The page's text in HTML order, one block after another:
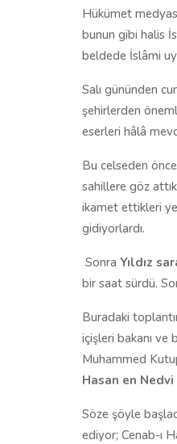
Hükümet
bunun gibi halis
beldede İslâmi
Salı gününden
şehirlerden
eserleri hâlâ
Bu celseden
sahillere göz
ikamet ettikleri
gidiyorlardı.
Sonra Yıldız
bir saat sürdü.
Buradaki
içişleri bakanı ve
Muhammed
Hasan en
Söze şöyle
ediyor; Cenab-ı